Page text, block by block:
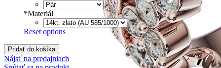
*Materiál
Reset options
Pridať do košíka
Nájsť na predajniach